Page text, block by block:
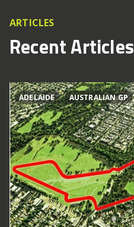
ARTICLES
Recent Articles
ADELAIDE AUSTRALIAN GP